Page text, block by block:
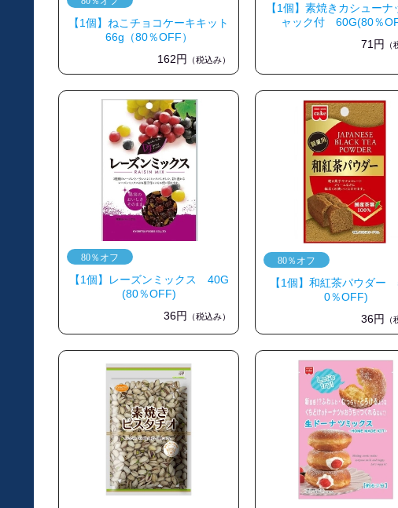
【1個】ねこチョコケーキキット
66g（80％OFF）
162円
（税込み）
【1個】素焼きカシューナ
ャック付 60G(80％
71円
（
【1個】レーズンミックス 40G
(80％OFF)
36円
（税込み）
【1個】和紅茶パウダー
0％OFF)
36円 （